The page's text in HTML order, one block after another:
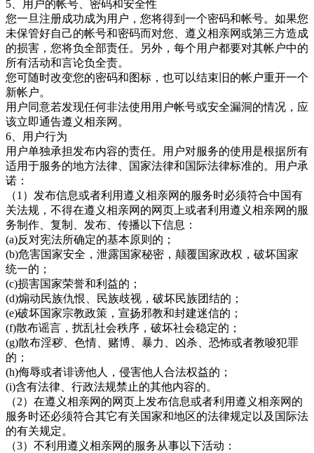
5、用户的帐号、密码和安全性
您一旦注册成功成为用户，您将得到一个密码和帐号。如果您
未保管好自己的帐号和密码而对您、遵义相亲网或第三方造成
的损害，您将负全部责任。另外，每个用户都要对其帐户中的
所有活动和言论负全责。
您可随时改变您的密码和图标，也可以结束旧的帐户重开一个
新帐户。
用户同意若发现任何非法使用用户帐号或安全漏洞的情况，应
该立即通告遵义相亲网。
6、用户行为
用户单独承担发布内容的责任。用户对服务的使用是根据所有
适用于服务的地方法律、国家法律和国际法律标准的。用户承
诺：
（1）发布信息或者利用遵义相亲网的服务时必须符合中国有
关法规，不得在遵义相亲网的网页上或者利用遵义相亲网的服
务制作、复制、发布、传播以下信息：
(a)反对宪法所确定的基本原则的；
(b)危害国家安全，泄露国家秘密，颠覆国家政权，破坏国家
统一的；
(c)损害国家荣誉和利益的；
(d)煽动民族仇恨、民族歧视，破坏民族团结的；
(e)破坏国家宗教政策，宣扬邪教和封建迷信的；
(f)散布谣言，扰乱社会秩序，破坏社会稳定的；
(g)散布淫秽、色情、赌博、暴力、凶杀、恐怖或者教唆犯罪
的；
(h)侮辱或者诽谤他人，侵害他人合法权益的；
(i)含有法律、行政法规禁止的其他内容的。
（2）在遵义相亲网的网页上发布信息或者利用遵义相亲网的
服务时还必须符合其它有关国家和地区的法律规定以及国际法
的有关规定。
（3）不利用遵义相亲网的服务从事以下活动：